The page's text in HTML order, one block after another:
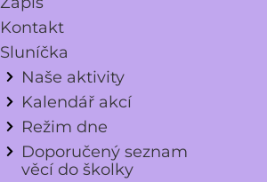
Kontakt
Sluníčka
Naše aktivity
Kalendář akcí
Režim dne
Doporučený seznam
věcí do školky